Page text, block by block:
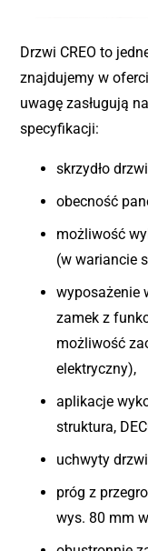
Drzwi CREO to
znajdujemy w
uwagę zasługują
specyfikacji:
skrzydło
obecność
możliwość
(w wariancie
wyposażenie
zamek z
możliwość
elektryczny),
aplikacje
struktura,
uchwyty
próg z
wys. 80 mm